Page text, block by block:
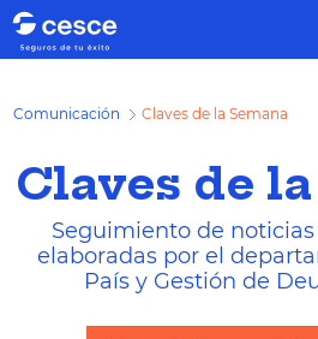
Comunicación Claves de la Semana
Claves de
Seguimiento de
elaboradas por el
País y Gestión de